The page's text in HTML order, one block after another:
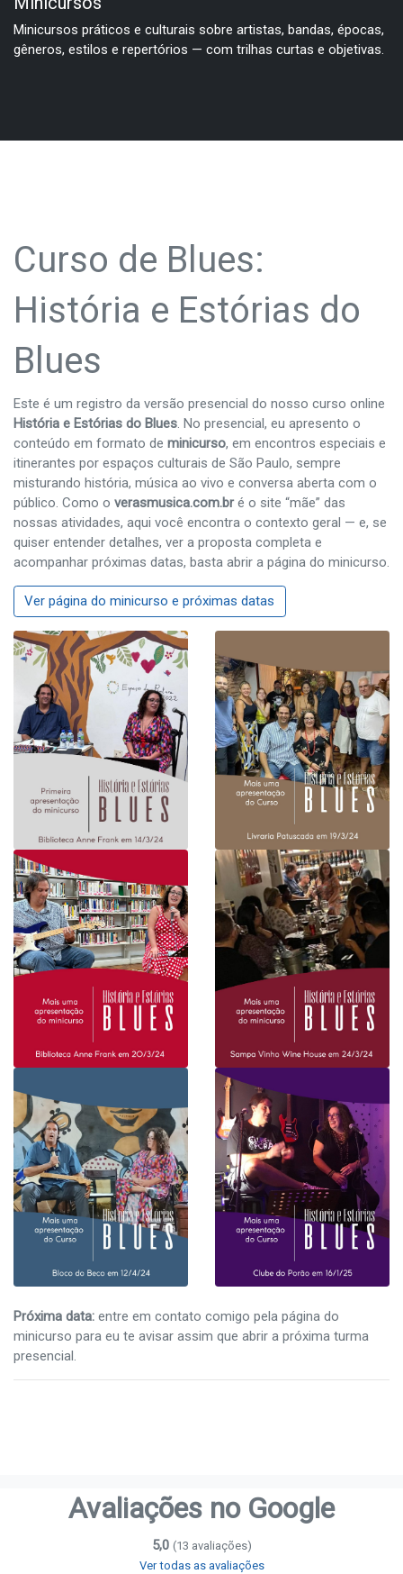
Minicursos práticos e culturais sobre artistas, bandas, épocas,
gêneros, estilos e repertórios — com trilhas curtas e objetivas.
Curso de Blues:
História e Estórias do
Blues
Este é um registro da versão presencial do nosso curso online
História e Estórias do Blues. No presencial, eu apresento o
conteúdo em formato de minicurso, em encontros especiais e
itinerantes por espaços culturais de São Paulo, sempre
misturando história, música ao vivo e conversa aberta com o
público. Como o verasmusica.com.bré o site “mãe” das
nossas atividades, aqui você encontra o contexto geral — e, se
quiser entender detalhes, ver a proposta completa e
acompanhar próximas datas, basta abrir a página do minicurso.
Ver página do minicurso e próximas datas
Próxima data: entre em contato comigo pela página do
minicurso para eu te avisar assim que abrir a próxima turma
presencial.
Avaliações no Google
5,0 (13 avaliações)
Ver todas as avaliações